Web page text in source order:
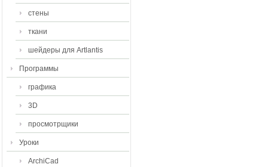
стены
ткани
шейдеры для Artlantis
Программы
графика
3D
просмотрщики
Уроки
ArchiCad